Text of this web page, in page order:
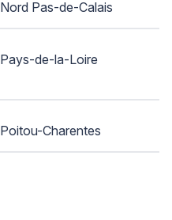
Nord Pas-de-Calais
Pays-de-la-Loire
Poitou-Charentes